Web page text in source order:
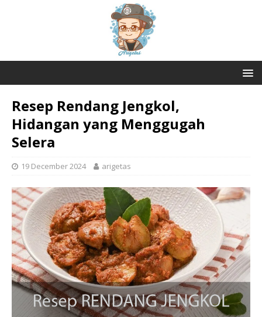
Resep Rendang Jengkol,
Hidangan yang Menggugah
Selera
19 December 2024 arigetas